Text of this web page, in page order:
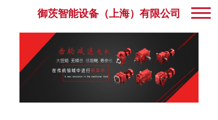
御茨智能设备（上海）有限公司